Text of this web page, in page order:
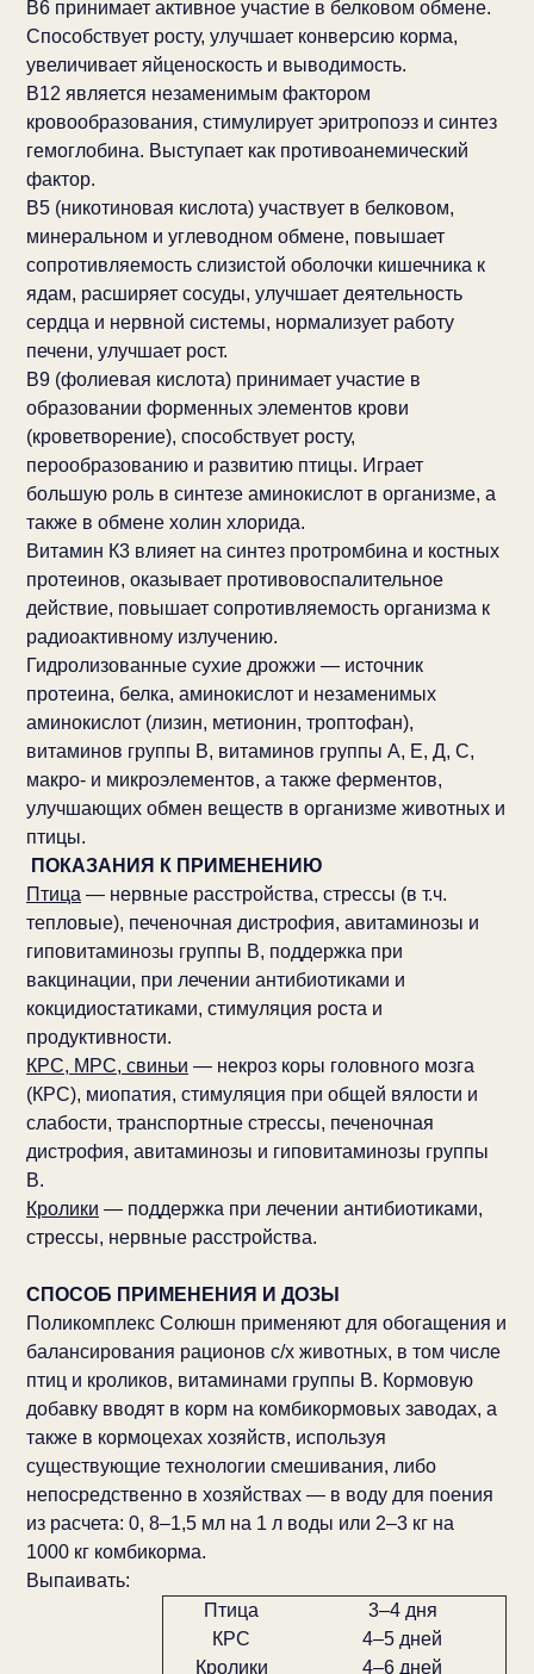
В6 принимает активное участие в белковом обмене.
Способствует росту, улучшает конверсию корма,
увеличивает яйценоскость и выводимость.
В12 является незаменимым фактором
кровообразования, стимулирует эритропоэз и синтез
гемоглобина. Выступает как противоанемический
фактор.
В5 (никотиновая кислота) участвует в белковом,
минеральном и углеводном обмене, повышает
сопротивляемость слизистой оболочки кишечника к
ядам, расширяет сосуды, улучшает деятельность
сердца и нервной системы, нормализует работу
печени, улучшает рост.
В9 (фолиевая кислота) принимает участие в
образовании форменных элементов крови
(кроветворение), способствует росту,
перообразованию и развитию птицы. Играет
большую роль в синтезе аминокислот в организме, а
также в обмене холин хлорида.
Витамин К3 влияет на синтез протромбина и костных
протеинов, оказывает противовоспалительное
действие, повышает сопротивляемость организма к
радиоактивному излучению.
Гидролизованные сухие дрожжи — источник
протеина, белка, аминокислот и незаменимых
аминокислот (лизин, метионин, троптофан),
витаминов группы В, витаминов группы А, Е, Д, С,
макро- и микроэлементов, а также ферментов,
улучшающих обмен веществ в организме животных и
птицы.
ПОКАЗАНИЯ К ПРИМЕНЕНИЮ
Птица — нервные расстройства, стрессы (в т.ч.
тепловые), печеночная дистрофия, авитаминозы и
гиповитаминозы группы В, поддержка при
вакцинации, при лечении антибиотиками и
кокцидиостатиками, стимуляция роста и
продуктивности.
КРС, МРС, свиньи — некроз коры головного мозга
(КРС), миопатия, стимуляция при общей вялости и
слабости, транспортные стрессы, печеночная
дистрофия, авитаминозы и гиповитаминозы группы
В.
Кролики — поддержка при лечении антибиотиками,
стрессы, нервные расстройства.
СПОСОБ ПРИМЕНЕНИЯ И ДОЗЫ
Поликомплекс Солюшн применяют для обогащения и
балансирования рационов с/х животных, в том числе
птиц и кроликов, витаминами группы В. Кормовую
добавку вводят в корм на комбикормовых заводах, а
также в кормоцехах хозяйств, используя
существующие технологии смешивания, либо
непосредственно в хозяйствах — в воду для поения
из расчета: 0, 8–1,5 мл на 1 л воды или 2–3 кг на
1000 кг комбикорма.
Выпаивать:
Птица
3–4 дня
КРС
4–5 дней
Кролики
4–6 дней